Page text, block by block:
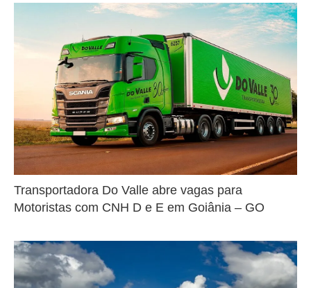
Transportadora Do Valle abre vagas para
Motoristas com CNH D e E em Goiânia – GO